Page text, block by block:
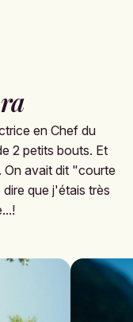
en Chef du
2 petits bouts. Et
On avait dit "courte
que j'étais très